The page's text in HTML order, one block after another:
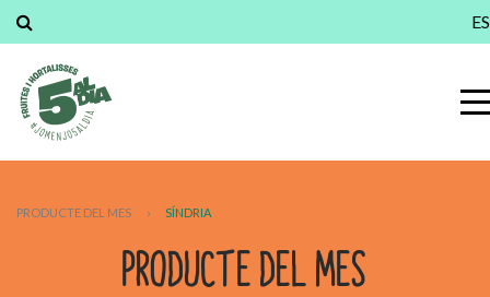
ES
PRODUCTE DEL MES › SÍNDRIA
PRODUCTE DEL MES